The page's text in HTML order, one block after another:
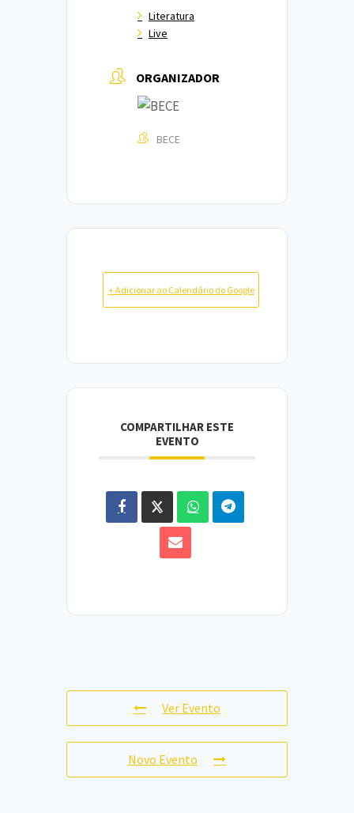
Literatura
Live
ORGANIZADOR
BECE
+ Adicionar ao Calendário do Google
COMPARTILHAR ESTE
EVENTO
Ver Evento
Novo Evento